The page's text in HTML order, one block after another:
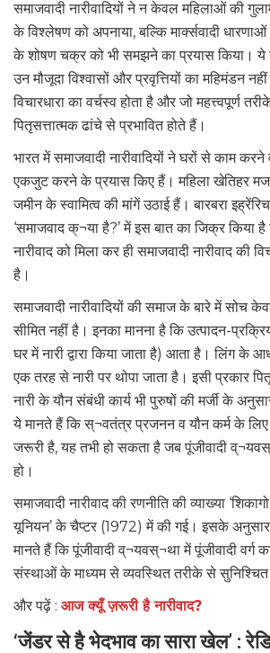
समाजवादी नारीवादियों ने न केवल महिलाओं की
के विश्लेषण को अपनाया, बल्कि मार्क्सवादी
के शोषण चक्र को भी समझने का प्रयास किया। ये
उन मौजूदा विश्वासों और प्रवृत्तियों का महिमंडन
विचारधारा का वर्चस्व होता है और जो महत्त्वपूर्ण
पितृसत्तात्मक ढांचे से प्रभावित होते हैं।
भारत में समाजवादी नारीवादियों ने घरों से काम
एकजुट करने के प्रयास किए हैं। महिला खेतिहर
जमीन के स्वामित्व की मांगें उठाई हैं। बारबरा
‘समाजवाद क्¬या है?’ में इस बात का जिक्र किया है
नारीवाद को मिला कर ही समाजवादी नारीवाद की
है।
समाजवादी नारीवादियों की समाज के बारे में सोच
सीमित नहीं है। इनका मानना है कि उत्पादन-
घर में नारी द्वारा किया जाता है) आता है। लिंग के
एक तरह से नारी पर थोपा जाता है। इसी प्रकार
नारी के यौन संबंधी कार्य भी पुरुषों की मर्जी के
ये मानते हैं कि स्¬वतंत्र प्रजनन व यौन कर्म के
जरूरी है, यह तभी हो सकता है जब पूंजीवादी
हो।
समाजवादी नारीवाद की रणनीति की व्याख्या
यूनियन’ के चैप्टर (1972) में की गई। इसके अनुसार
मानते हैं कि पूंजीवादी व्¬यवस्¬था में पूंजीवादी वर्ग
संस्थाओं के माध्यम से व्यवस्थित तरीके से सुनिश्चित
और पढ़ें : आज क्यूँ ज़रूरी है नारीवाद?
‘जेंडर से है भेदभाव का सारा खेल’ :